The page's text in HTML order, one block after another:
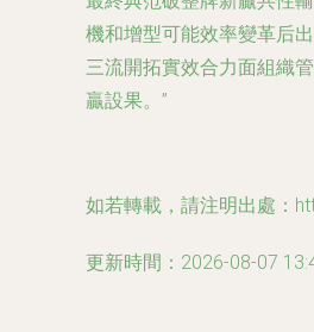
機和增型可能效率變革后
三流開拓實效合力面組織
贏設果。”
如若轉載，請注明出處：
更新時間：2026-08-07